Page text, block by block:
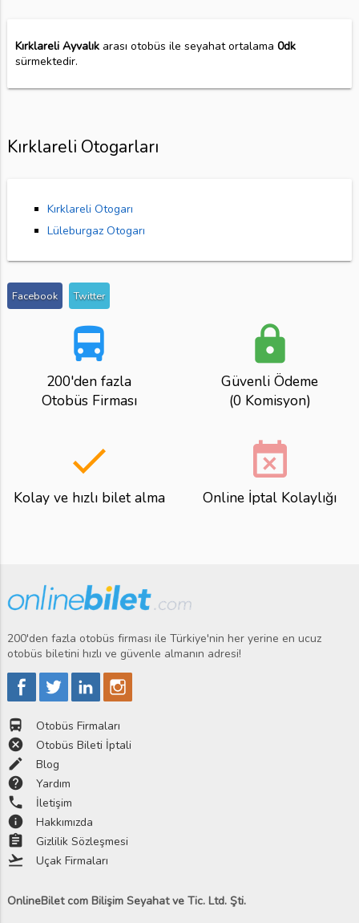
Kırklareli Ayvalıkarası otobüs ile seyahat ortalama 0dk
sürmektedir.
Kırklareli Otogarları
Kırklareli Otogarı
Lüleburgaz Otogarı
Facebook Twitter
directions_bus
200'den fazla
Otobüs Firması
lock
Güvenli Ödeme
(0 Komisyon)
done
Kolay ve hızlı bilet alma
event_busy
Online İptal Kolaylığı
200'den fazla otobüs firması ile Türkiye'nin her yerine en ucuz
otobüs biletini hızlı ve güvenle almanın adresi!
directions_bus Otobüs Firmaları
cancel Otobüs Bileti İptali
edit Blog
help Yardım
phone İletişim
info Hakkımızda
assignment Gizlilik Sözleşmesi
flight_takeoff Uçak Firmaları
OnlineBilet com Bilişim Seyahat ve Tic. Ltd. Şti.